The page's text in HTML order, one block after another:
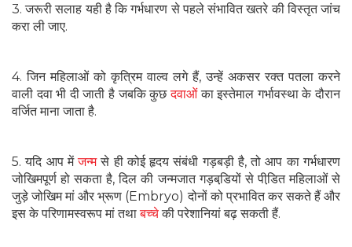
3. जरूरी सलाह यही है कि गर्भधारण से पहले संभावित खतरे की विस्तृत जांच
करा ली जाए.
4. जिन महिलाओं को कृत्रिम वाल्व लगे हैं, उन्हें अकसर रक्त पतला करने
वाली दवा भी दी जाती है जबकि कुछदवाओंका इस्तेमाल गर्भावस्था के दौरान
वर्जित माना जाता है.
5. यदि आप मेंजन्मसे ही कोई हृदय संबंधी गड़बड़ी है, तो आप का गर्भधारण
जोखिमपूर्ण हो सकता है, दिल की जन्मजात गड़बडि़यों से पीडि़त महिलाओं से
जुड़े जोखिम मां और भ्रूण (Embryo) दोनों को प्रभावित कर सकते हैं और
इस के परिणामस्वरूप मां तथाबच्चेकी परेशानियां बढ़ सकती हैं.